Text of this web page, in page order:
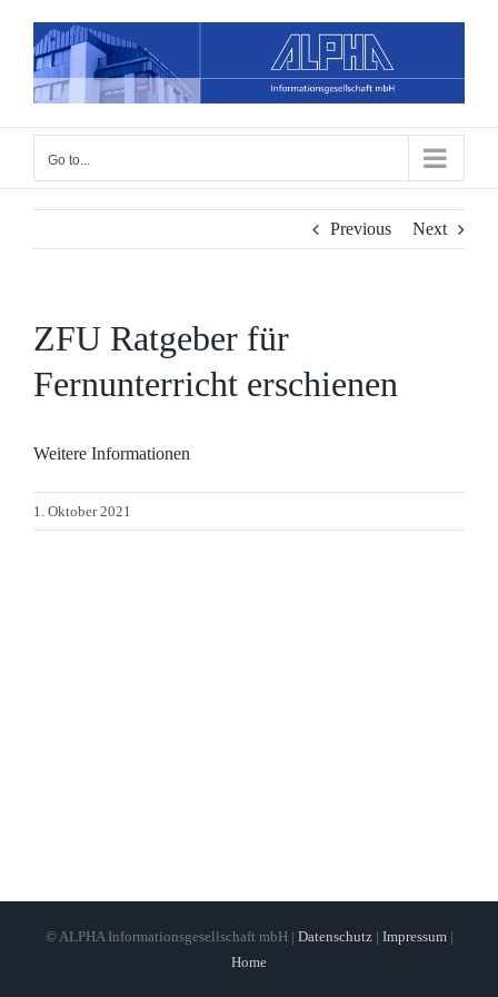
content
Go to...
Previous Next
ZFU Ratgeber für
Fernunterricht erschienen
Weitere Informationen
1. Oktober 2021
© ALPHA Informationsgesellschaft mbH | Datenschutz| Impressum|
Home